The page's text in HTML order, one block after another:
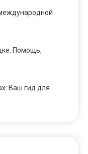
Помощь,
Ваш гид для